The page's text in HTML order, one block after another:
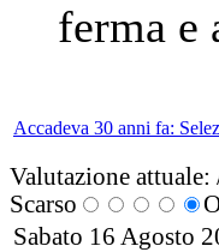
ferma e
Accadeva 30 anni fa:
Valutazione attuale:
Scarso
Sabato 16 Agosto